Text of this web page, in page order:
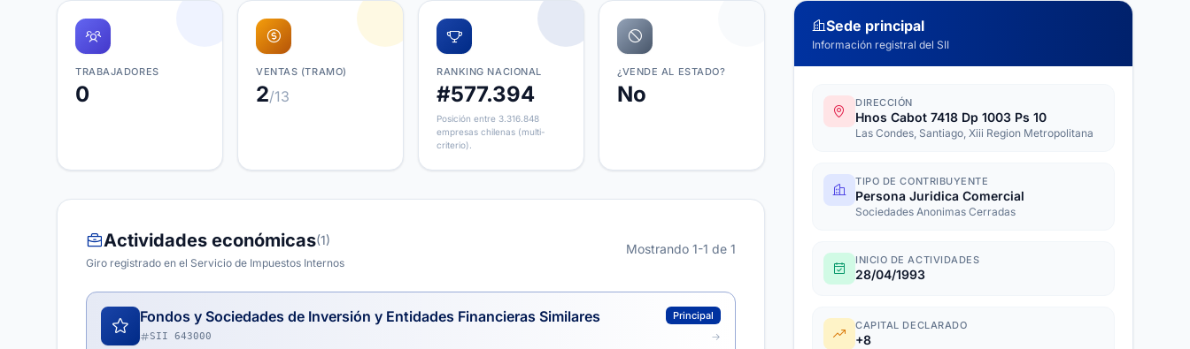
TRABAJADORES
0
VENTAS (TRAMO)
2/13
RANKING NACIONAL
#577.394
Posición entre 3.316.848
empresas chilenas (multi-
criterio).
¿VENDE AL ESTADO?
No
Actividades económicas(1)
Giro registrado en el Servicio de Impuestos Internos
Mostrando 1-1 de 1
Fondos y Sociedades de Inversión y Entidades Financieras Similares Principal
SII 643000
Sede principal
Información registral del SII
DIRECCIÓN
Hnos Cabot 7418 Dp 1003 Ps 10
Las Condes, Santiago, Xiii Region Metropolitana
TIPO DE CONTRIBUYENTE
Persona Juridica Comercial
Sociedades Anonimas Cerradas
INICIO DE ACTIVIDADES
28/04/1993
CAPITAL DECLARADO
+8